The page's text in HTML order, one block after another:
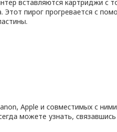
вставляются картриджи с
пирог прогревается с
Apple и совместимых с
можете узнать, связавшись